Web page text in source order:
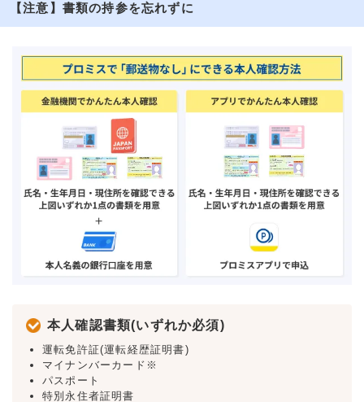
【注意】書類の持参を忘れずに
本人確認書類(いずれか必須)
運転免許証(運転経歴証明書)
マイナンバーカード※
パスポート
特別永住者証明書